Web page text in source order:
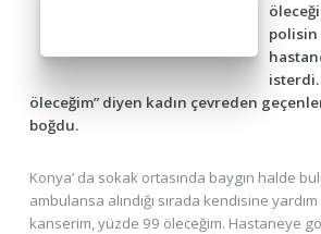
isterdi.
öleceğim” diyen kadın çevreden
boğdu.
Konya’ da sokak ortasında baygın halde
ambulansa alındığı sırada kendisine
kanserim, yüzde 99 öleceğim. Hastaneye